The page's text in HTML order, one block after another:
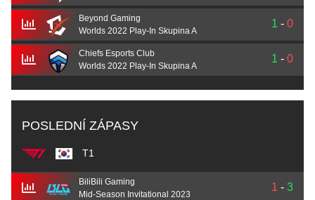
Beyond Gaming
Worlds 2022 Play-In Skupina A
1 - 0
Chiefs Esports Club
Worlds 2022 Play-In Skupina A
1 - 0
POSLEDNÍ ZÁPASY
T1
BiliBili Gaming
Mid-Season Invitational 2023
1 - 3